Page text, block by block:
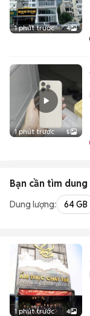
1 phút trước 4
1 phút trước 5
Bạn cần tìm dung
Dung lượng: 64 GB
1 phút trước 4